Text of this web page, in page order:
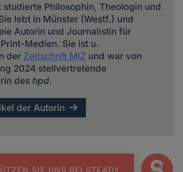
studierte Philosophin, Theologin und
lebt in Münster (Westf.) und
Autorin und Journalistin für
Medien. Sie ist u.
der Zeitschrift MIZ und war von
2024 stellvertretende
des hpd.
der Autorin